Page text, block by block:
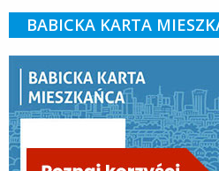
BABICKA KARTA